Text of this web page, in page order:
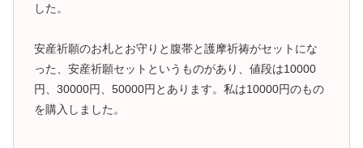
した。
安産祈願のお札とお守りと腹帯と護摩祈祷がセットにな
った、安産祈願セットというものがあり、値段は10000
円、30000円、50000円とあります。私は10000円のもの
を購入しました。